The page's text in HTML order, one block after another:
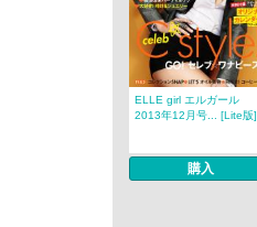
ELLE girl エルガール
2013年12月号... [Lite版]
購入